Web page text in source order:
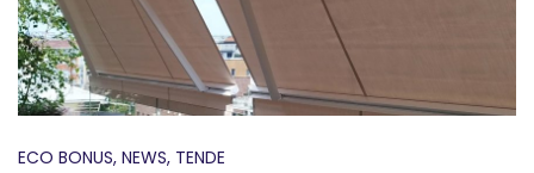
ECO BONUS, NEWS, TENDE